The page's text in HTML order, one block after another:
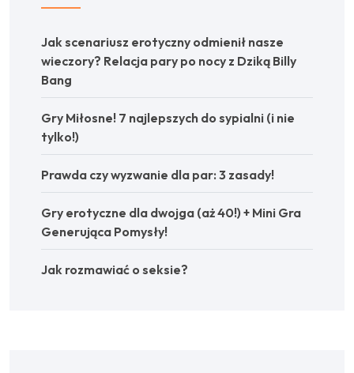
Jak scenariusz erotyczny odmienił nasze
wieczory? Relacja pary po nocy z Dziką Billy
Bang
Gry Miłosne! 7 najlepszych do sypialni (i nie
tylko!)
Prawda czy wyzwanie dla par: 3 zasady!
Gry erotyczne dla dwojga (aż 40!) + Mini Gra
Generująca Pomysły!
Jak rozmawiać o seksie?